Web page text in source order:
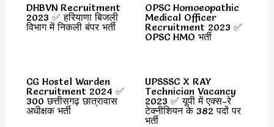
DHBVN Recruitment
2023 ✅ हरियाणा बिजली
विभाग में निकली बंपर भर्ती
OPSC Homoeopathic
Medical Officer
Recruitment 2023 ✅
OPSC HMO भर्ती
CG Hostel Warden
Recruitment 2024 ✅
300 छत्तीसगढ़ छात्रावास
अधीक्षक भर्ती
UPSSSC X RAY
Technician Vacancy
2023 ✅ यूपी में एक्स-रे
टेक्नीशियन के 382 पदों पर
भर्ती